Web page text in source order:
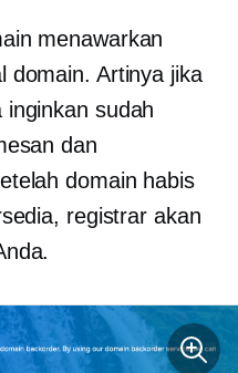
menawarkan
domain. Artinya jika
sudah
dan
domain habis
registrar akan